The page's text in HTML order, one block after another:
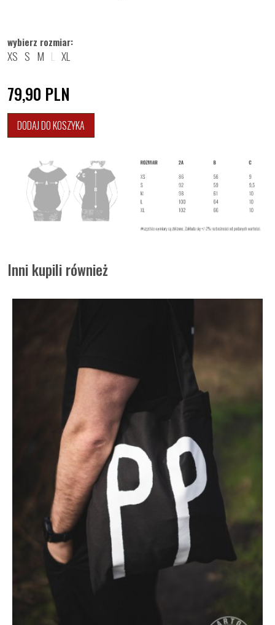
wybierz rozmiar:
XS S M L XL
79,90 PLN
DODAJ DO KOSZYKA
Inni kupili również